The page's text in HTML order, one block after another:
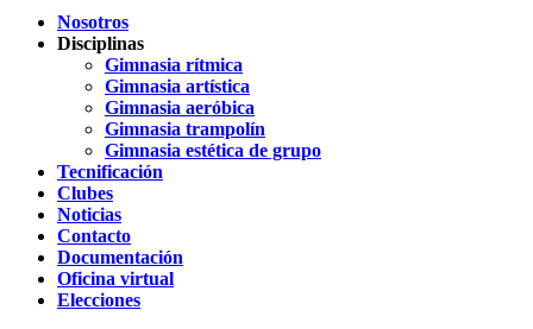
Nosotros
Disciplinas
Gimnasia rítmica
Gimnasia artística
Gimnasia aeróbica
Gimnasia trampolín
Gimnasia estética de grupo
Tecnificación
Clubes
Noticias
Contacto
Documentación
Oficina virtual
Elecciones